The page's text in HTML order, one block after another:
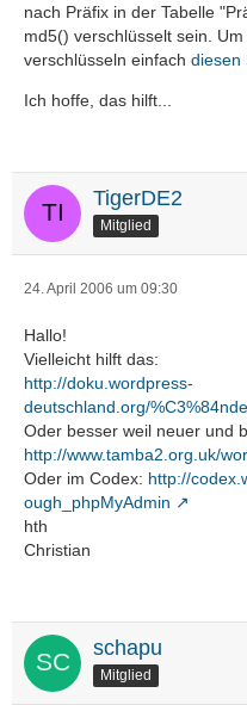
nach Präfix in der Tabelle
md5() verschlüsselt sein.
verschlüsseln einfach diesen
Ich hoffe, das hilft...
TigerDE2
Mitglied
24. April 2006 um 09:30
Hallo!
Vielleicht hilft das:
http://doku.wordpress-
deutschland.org/
Oder besser weil neuer und
http://www.tamba2.org.uk/
Oder im Codex: http://
ough_phpMyAdmin
hth
Christian
schapu
Mitglied